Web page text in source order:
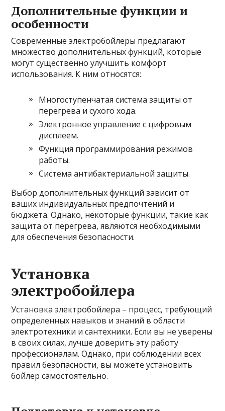
Дополнительные функции и
особенности
Современные электробойлеры предлагают
множество дополнительных функций, которые
могут существенно улучшить комфорт
использования. К ним относятся:
Многоступенчатая система защиты от
перегрева и сухого хода.
Электронное управление с цифровым
дисплеем.
Функция программирования режимов
работы.
Система антибактериальной защиты.
Выбор дополнительных функций зависит от
ваших индивидуальных предпочтений и
бюджета. Однако, некоторые функции, такие как
защита от перегрева, являются необходимыми
для обеспечения безопасности.
Установка
электробойлера
Установка электробойлера – процесс, требующий
определенных навыков и знаний в области
электротехники и сантехники. Если вы не уверены
в своих силах, лучше доверить эту работу
профессионалам. Однако, при соблюдении всех
правил безопасности, вы можете установить
бойлер самостоятельно.